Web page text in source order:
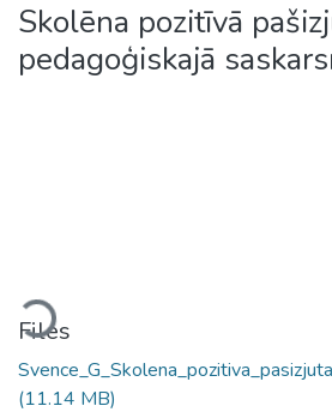
Skolēna pozitīvā
pedagoģiskajā
Files
(11.14 MB)